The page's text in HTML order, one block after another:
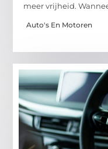
meer vrijheid.
Auto's En Motoren